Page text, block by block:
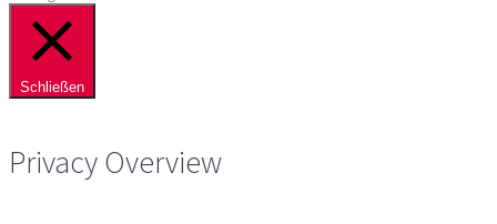
Schließen
Privacy Overview